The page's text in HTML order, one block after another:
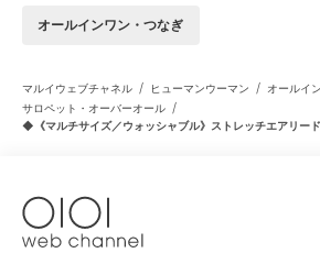
オールインワン・つなぎ
マルイウェブチャネル / ヒューマンウーマン / オールイ
サロペット・オーバーオール /
◆《マルチサイズ／ウォッシャブル》ストレッチエアリー